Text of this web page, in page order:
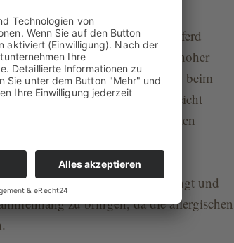
sensiblen, vorbelasteten Pferd
freigesetzt wird. Ein zu hoher
unterschiedlichen Symptome — beim
Schnauben, tränende bzw. leicht
hin zu einer stark angestrengten
(Asthmaanfall).
Individuums, ist genetisch bedingt und
zu bringen, da die allergischen